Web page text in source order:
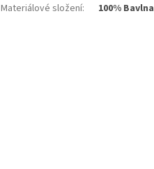
Materiálové složení: 100% Bavlna